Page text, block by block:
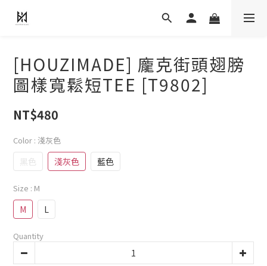
[HOUZIMADE] 龐克街頭翅膀
圖樣寬鬆短TEE [T9802]
NT$480
Color : 淺灰色
黑色 淺灰色 藍色
Size : M
M L
Quantity